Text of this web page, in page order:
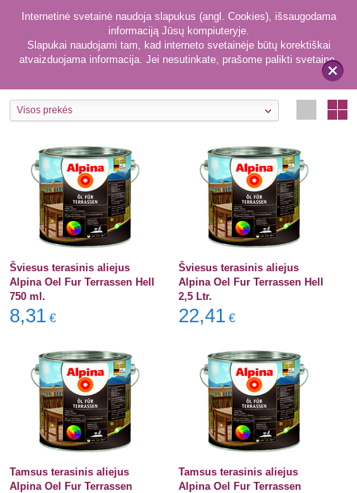
x
Internetinė svetainė naudoja slapukus (angl. Cookies), išsaugodama
informaciją Jūsų kompiuteryje.
Slapukai naudojami tam, kad interneto svetainėje būtų korektiškai
atvaizduojama informacija. Jei nesutinkate, prašome palikti svetainę.
Alyvos 16
Visos prekės
Šviesus terasinis aliejus
Alpina Oel Fur Terrassen Hell
750 ml.
8,31 €
Šviesus terasinis aliejus
Alpina Oel Fur Terrassen Hell
2,5 Ltr.
22,41 €
Tamsus terasinis aliejus
Alpina Oel Fur Terrassen
Tamsus terasinis aliejus
Alpina Oel Fur Terrassen